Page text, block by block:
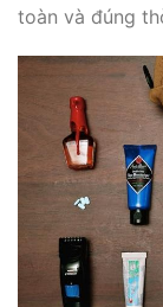
toàn và đúng